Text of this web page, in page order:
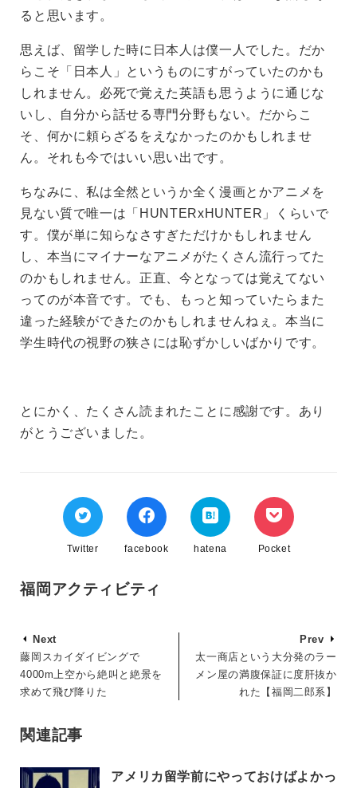
ると思います。
思えば、留学した時に日本人は僕一人でした。だか
らこそ「日本人」というものにすがっていたのかも
しれません。必死で覚えた英語も思うように通じな
いし、自分から話せる専門分野もない。だからこ
そ、何かに頼らざるをえなかったのかもしれませ
ん。それも今ではいい思い出です。
ちなみに、私は全然というか全く漫画とかアニメを
見ない質で唯一は「HUNTERxHUNTER」くらいで
す。僕が単に知らなさすぎただけかもしれません
し、本当にマイナーなアニメがたくさん流行ってた
のかもしれません。正直、今となっては覚えてない
ってのが本音です。でも、もっと知っていたらまた
違った経験ができたのかもしれませんねぇ。本当に
学生時代の視野の狭さには恥ずかしいばかりです。
とにかく、たくさん読まれたことに感謝です。あり
がとうございました。
Twitter facebook hatena Pocket
福岡アクティビティ
Next
藤岡スカイダイビングで
4000m上空から絶叫と絶景を
求めて飛び降りた
Prev
太一商店という大分発のラー
メン屋の満腹保証に度肝抜か
れた【福岡二郎系】
関連記事
アメリカ留学前にやっておけばよかっ